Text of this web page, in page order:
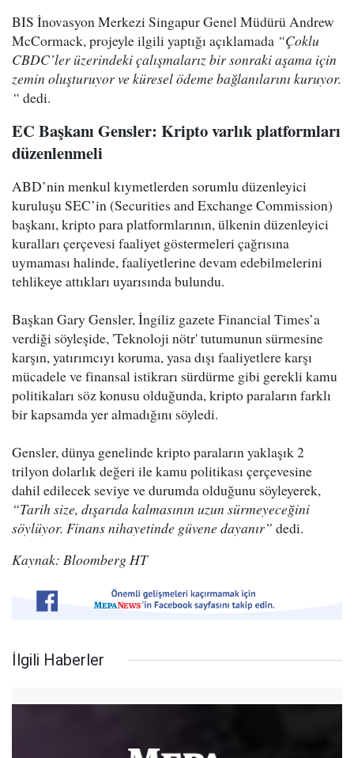
BIS İnovasyon Merkezi Singapur Genel Müdürü Andrew
McCormack, projeyle ilgili yaptığı açıklamada “Çoklu
CBDC’ler üzerindeki çalışmalarız bir sonraki aşama için
zemin oluşturuyor ve küresel ödeme bağlanılarını kuruyor.
“ dedi.
EC Başkanı Gensler: Kripto varlık platformları
düzenlenmeli
ABD’nin menkul kıymetlerden sorumlu düzenleyici
kuruluşu SEC’in (Securities and Exchange Commission)
başkanı, kripto para platformlarının, ülkenin düzenleyici
kuralları çerçevesi faaliyet göstermeleri çağrısına
uymaması halinde, faaliyetlerine devam edebilmelerini
tehlikeye attıkları uyarısında bulundu.
Başkan Gary Gensler, İngiliz gazete Financial Times’a
verdiği söyleşide, 'Teknoloji nötr' tutumunun sürmesine
karşın, yatırımcıyı koruma, yasa dışı faaliyetlere karşı
mücadele ve finansal istikrarı sürdürme gibi gerekli kamu
politikaları söz konusu olduğunda, kripto paraların farklı
bir kapsamda yer almadığını söyledi.
Gensler, dünya genelinde kripto paraların yaklaşık 2
trilyon dolarlık değeri ile kamu politikası çerçevesine
dahil edilecek seviye ve durumda olduğunu söyleyerek,
“Tarih size, dışarıda kalmasının uzun sürmeyeceğini
söylüyor. Finans nihayetinde güvene dayanır” dedi.
Kaynak: Bloomberg HT
İlgili Haberler